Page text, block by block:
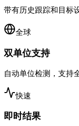
带有历史跟踪和目标
全球
双单位支持
自动单位检测，支持
快速
即时结果